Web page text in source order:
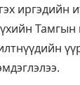
иргэдийн